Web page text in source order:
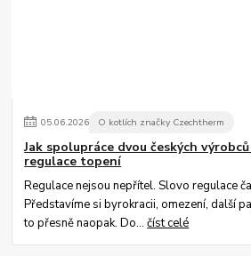
05.06.2026 O kotlích značky Czechtherm
Jak spolupráce dvou českých
regulace topení
Regulace nejsou nepřítel. Slovo regulace
Představíme si byrokracii, omezení, další
to přesně naopak. Do...číst celé